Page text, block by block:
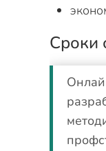
Сроки